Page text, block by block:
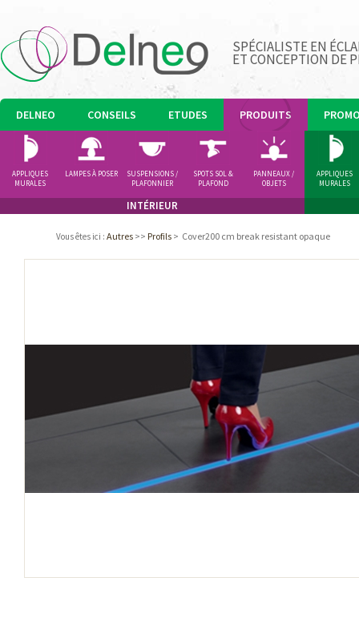
SPÉCIALISTE EN
ET CONCEPTION DE
DELNEO CONSEILS ETUDES PRODUITS
INTÉRIEUR
APPLIQUES
MURALES
LAMPES À POSER
SUSPENSIONS /
PLAFONNIER
SPOTS SOL &
PLAFOND
PANNEAUX /
OBJETS
APPLIQUES
MURALES
Vous êtes ici : Autres >> Profils > Cover200 cm break resistant opaque